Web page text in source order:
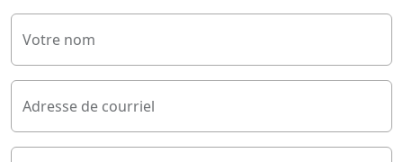
Votre nom
Adresse de courriel